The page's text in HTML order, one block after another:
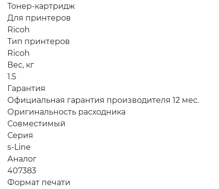
Тонер-картридж
Для принтеров
Ricoh
Тип принтеров
Ricoh
Вес, кг
1.5
Гарантия
Официальная гарантия производителя 12 мес.
Оригинальность расходника
Совместимый
Серия
s-Line
Аналог
407383
Формат печати